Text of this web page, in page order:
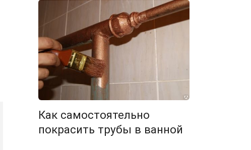
Как самостоятельно
покрасить трубы в ванной